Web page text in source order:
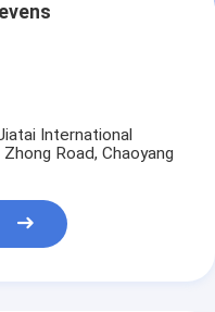
International
Road, Chaoyang